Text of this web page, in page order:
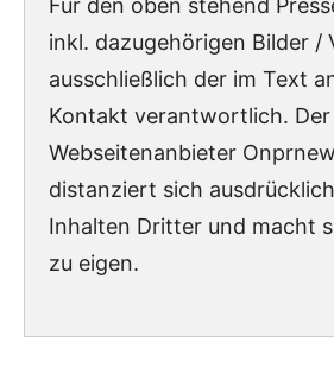
Für den oben stehend
inkl. dazugehörigen Bilder /
ausschließlich der im Text
Kontakt verantwortlich. Der
Webseitenanbieter
distanziert sich
Inhalten Dritter und macht
zu eigen.